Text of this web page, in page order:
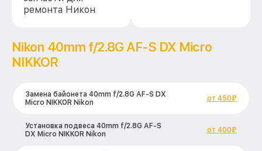
ремонта Никон
Nikon 40mm f/2.8G AF-S DX Micro
NIKKOR
Замена байонета 40mm f/2.8G AF-S DX
Micro NIKKOR Nikon
от 450₽
Установка подвеса 40mm f/2.8G AF-S
DX Micro NIKKOR Nikon
от 400₽